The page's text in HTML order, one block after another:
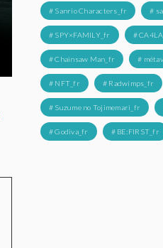
# Sanrio Characters_fr #
# SPY×FAMILY_fr #
# Chainsaw Man_fr #
# NFT_fr # Radwimps_fr
# Suzume no Tojimemari_fr
# Godiva_fr # BE:FIRST_fr